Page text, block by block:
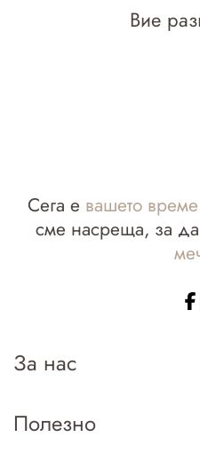
Вие
Сега е вашето време
сме насреща, за
За нас
Полезно